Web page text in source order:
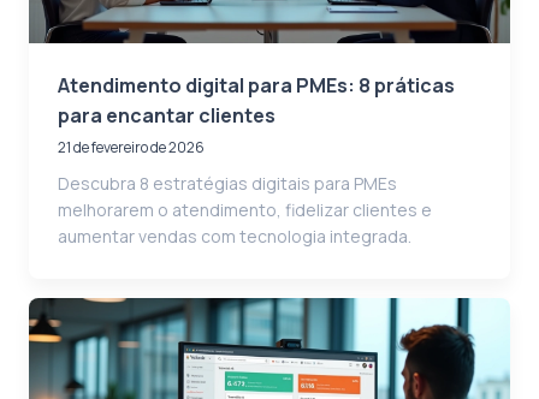
Atendimento digital para PMEs: 8 práticas
para encantar clientes
21 de fevereiro de 2026
Descubra 8 estratégias digitais para PMEs
melhorarem o atendimento, fidelizar clientes e
aumentar vendas com tecnologia integrada.